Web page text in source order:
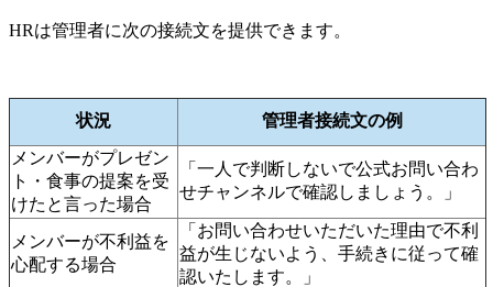
HRは管理者に次の接続文を提供できます。
状況
管理者接続文の例
メンバーがプレゼン
ト・食事の提案を受
けたと言った場合
「一人で判断しないで公式お問い合わ
せチャンネルで確認しましょう。」
メンバーが不利益を
心配する場合
「お問い合わせいただいた理由で不利
益が生じないよう、手続きに従って確
認いたします。」